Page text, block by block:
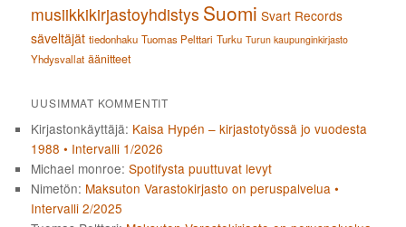
musiikkikirjastoyhdistys Suomi Svart Records
säveltäjät tiedonhaku Tuomas Pelttari Turku Turun kaupunginkirjasto
Yhdysvallat äänitteet
UUSIMMAT KOMMENTIT
Kirjastonkäyttäjä: Kaisa Hypén – kirjastotyössä jo vuodesta
1988 • Intervalli 1/2026
Michael monroe:Spotifysta puuttuvat levyt
Nimetön: Maksuton Varastokirjasto on peruspalvelua •
Intervalli 2/2025